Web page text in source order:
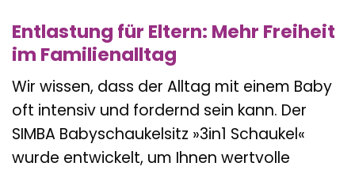
Entlastung für Eltern: Mehr Freiheit
im Familienalltag
Wir wissen, dass der Alltag mit einem Baby
oft intensiv und fordernd sein kann. Der
SIMBA Babyschaukelsitz »3in1 Schaukel«
wurde entwickelt, um Ihnen wertvolle